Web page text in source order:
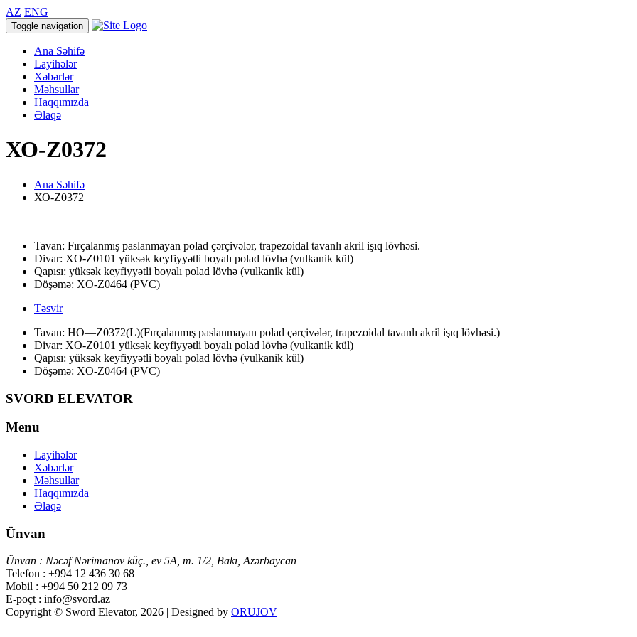
AZ ENG
Toggle navigation
Ana Səhifə
Layihələr
Xəbərlər
Məhsullar
Haqqımızda
Əlaqə
ХО-Z0372
Ana Səhifə
ХО-Z0372
Tavan: Fırçalanmış paslanmayan polad çərçivələr, trapezoidal tavanlı akril işıq lövhəsi.
Divar: XO-Z0101 yüksək keyfiyyətli boyalı polad lövhə (vulkanik kül)
Qapısı: yüksək keyfiyyətli boyalı polad lövhə (vulkanik kül)
Döşəmə: XO-Z0464 (PVC)
Təsvir
Tavan: HO—Z0372(L)(Fırçalanmış paslanmayan polad çərçivələr, trapezoidal tavanlı akril işıq lövhəsi.)
Divar: XO-Z0101 yüksək keyfiyyətli boyalı polad lövhə (vulkanik kül)
Qapısı: yüksək keyfiyyətli boyalı polad lövhə (vulkanik kül)
Döşəmə: XO-Z0464 (PVC)
SVORD ELEVATOR
Menu
Layihələr
Xəbərlər
Məhsullar
Haqqımızda
Əlaqə
Ünvan
Ünvan : Nəcəf Nərimanov küç., ev 5A, m. 1/2, Bakı, Azərbaycan
Telefon : +994 12 436 30 68
Mobil : +994 50 212 09 73
E-poçt : info@svord.az
Copyright © Sword Elevator, 2026 | Designed by ORUJOV